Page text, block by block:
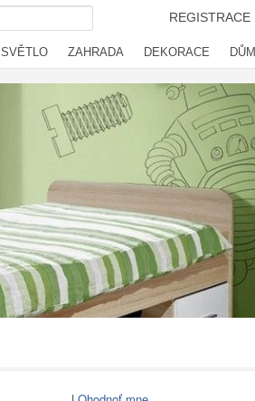
REGISTRACE
SVĚTLO ZAHRADA DEKORACE DŮM